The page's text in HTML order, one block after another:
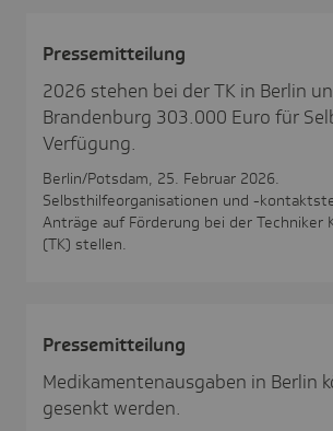
Pres­se­mit­tei­lung
2026 stehen bei der TK in Berlin
Brandenburg 303.000 Euro für
Verfügung.
Berlin/Potsdam, 25. Februar 2026.
Selbsthilfeorganisationen und -
Anträge auf Förderung bei der Techniker
(TK) stellen.
Pres­se­mit­tei­lung
Medikamentenausgaben in Berlin
gesenkt werden.